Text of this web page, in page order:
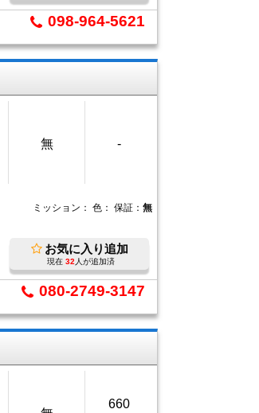
098-964-5621
無 -
ミッション： 色： 保証： 無
お気に入り追加
現在 32人が追加済
080-2749-3147
660